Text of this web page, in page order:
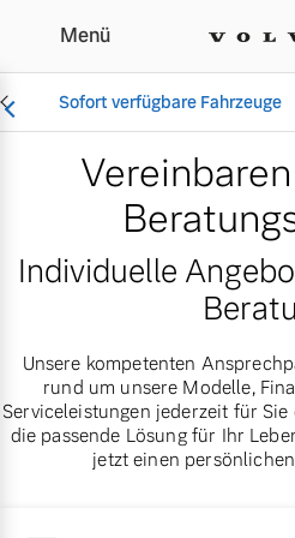
Menü
Sofort verfügbare Fahrzeuge
6 Modelle
Plug-in Hybrid
3 Modelle
Aktuelle Angebote
Geschäftskunden
Über uns
Unser Team
Individuelle
Unsere kompetenten
rund um unsere Modelle,
Serviceleistungen jederzeit für
die passende Lösung für Ihr
jetzt einen